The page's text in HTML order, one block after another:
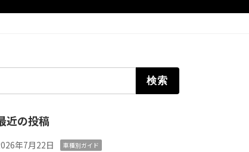
近の投稿
年7月22日 車種別ガイド